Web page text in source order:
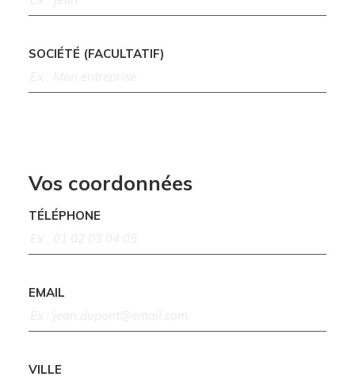
SOCIÉTÉ (FACULTATIF)
Vos coordonnées
TÉLÉPHONE
EMAIL
VILLE